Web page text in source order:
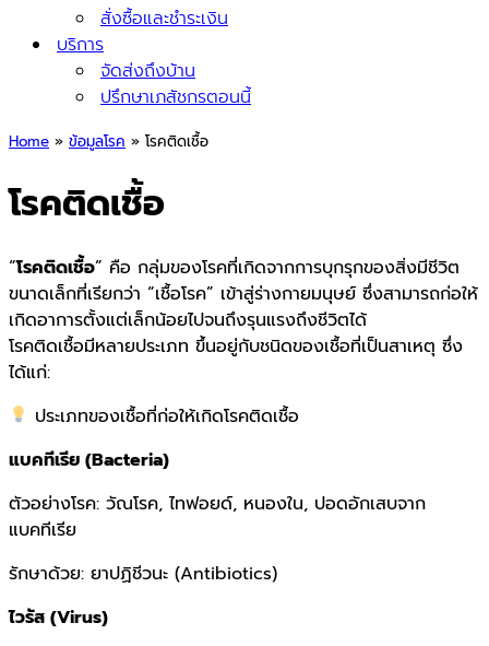
สั่งซื้อและชำระเงิน
บริการ
จัดส่งถึงบ้าน
ปรึกษาเภสัชกรตอนนี้
Home » ข้อมูลโรค » โรคติดเชื้อ
โรคติดเชื้อ
“โรคติดเชื้อ” คือ กลุ่มของโรคที่เกิดจากการบุกรุกของสิ่งมีชีวิต
ขนาดเล็กที่เรียกว่า “เชื้อโรค” เข้าสู่ร่างกายมนุษย์ ซึ่งสามารถก่อให้
เกิดอาการตั้งแต่เล็กน้อยไปจนถึงรุนแรงถึงชีวิตได้
โรคติดเชื้อมีหลายประเภท ขึ้นอยู่กับชนิดของเชื้อที่เป็นสาเหตุ ซึ่ง
ได้แก่:
ประเภทของเชื้อที่ก่อให้เกิดโรคติดเชื้อ
แบคทีเรีย (Bacteria)
ตัวอย่างโรค: วัณโรค, ไทฟอยด์, หนองใน, ปอดอักเสบจาก
แบคทีเรีย
รักษาด้วย: ยาปฏิชีวนะ (Antibiotics)
ไวรัส (Virus)